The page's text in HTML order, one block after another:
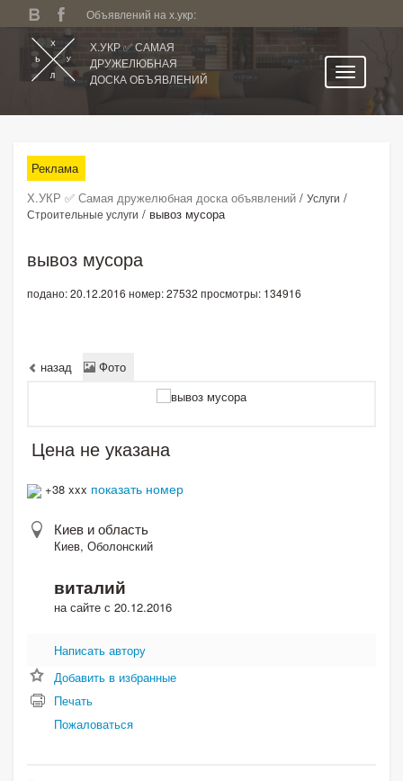
Объявлений на х.укр:
Х.УКР ✅ САМАЯ
ДРУЖЕЛЮБНАЯ
ДОСКА ОБЪЯВЛЕНИЙ
Все регионы
Категории
Избранное
Поиск по сайту
Подать объявление
Реклама
Х.УКР ✅ Самая дружелюбная доска объявлений / Услуги /
Строительные услуги / вывоз мусора
вывоз мусора
подано: 20.12.2016 номер: 27532 просмотры: 134916
назад Фото
Цена не указана
+38 xxx показать номер
Киев и область
Киев, Оболонский
виталий
на сайте с 20.12.2016
Написать автору
Добавить в избранные
Печать
Пожаловаться